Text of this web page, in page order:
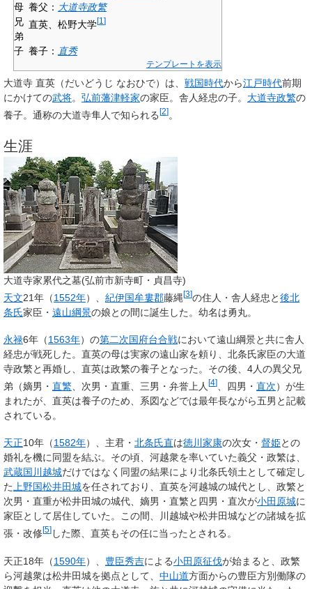
母 養父： 大道寺政繁
兄
弟
直英 、松野大学[1 ]
子 養子： 直秀
テンプレートを表示
大道寺 直英 （だいどうじ なおひで）は、 戦国時代から江戸時代前期
にかけての武将。 弘前藩津軽家の家臣。舎人経忠の子。 大道寺政繁の
養子。通称の大道寺隼人 で知られる[2]。
生涯
大道寺家累代之墓(弘前市新寺町・貞昌寺)
天文21年（1552年）、 紀伊国牟婁郡藤縄[3]の住人・舎人経忠と後北
条氏家臣・ 遠山綱景の娘との間に誕生した。幼名は勇丸。
永禄6年（1563年）の第二次国府台合戦において遠山綱景と共に舎人
経忠が戦死した。直英の母は実家の遠山家を頼り、北条氏家臣の大道
寺政繁と再婚し、直英は政繁の養子となった。その後、4人の異父兄
弟（嫡男・ 直繁 、次男・直重、三男・弁誉上人 [4] 、四男・ 直次）が生
まれたが、直英は養子のため、系図などでは最年長ながら五男と記載
されている。
天正10年（1582年）、主君・ 北条氏直は徳川家康の次女・ 督姫との
婚礼を機に同盟を結ぶ。その頃、河越衆を率いていた義父・政繁は、
武蔵国 川越城だけではなく同盟の結果により北条氏領土として確定し
た上野国松井田城を任されており、直英を河越城の城代とし、政繁と
次男・直重が松井田城の城代、嫡男・直繁と四男・直次が小田原城に
家臣として居住していた。この間、川越城や松井田城などの諸城を拡
張・改修[5] した際、直英もその任に当ったとされる。
天正18年（1590年）、 豊臣秀吉による小田原征伐が始まると、政繁
ら河越衆は松井田城を拠点として、 中山道方面からの豊臣方別働隊の